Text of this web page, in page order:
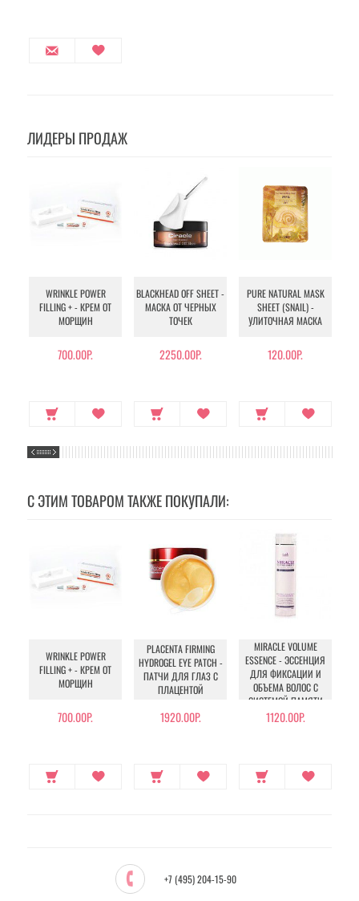
ЛИДЕРЫ ПРОДАЖ
WRINKLE POWER
FILLING + - КРЕМ ОТ
МОРЩИН
700.00Р.
BLACKHEAD OFF SHEET -
МАСКА ОТ ЧЕРНЫХ
ТОЧЕК
2250.00Р.
PURE NATURAL MASK
SHEET (SNAIL) -
УЛИТОЧНАЯ МАСКА
120.00Р.
С ЭТИМ ТОВАРОМ ТАКЖЕ ПОКУПАЛИ:
WRINKLE POWER
FILLING + - КРЕМ ОТ
МОРЩИН
700.00Р.
PLACENTA FIRMING
HYDROGEL EYE PATCH -
ПАТЧИ ДЛЯ ГЛАЗ С
ПЛАЦЕНТОЙ
1920.00Р.
MIRACLE VOLUME
ESSENCE - ЭССЕНЦИЯ
ДЛЯ ФИКСАЦИИ И
ОБЪЕМА ВОЛОС С
СИСТЕМОЙ ПАМЯТИ
ЛОКОНОВ
1120.00Р.
+7 (495) 204-15-90